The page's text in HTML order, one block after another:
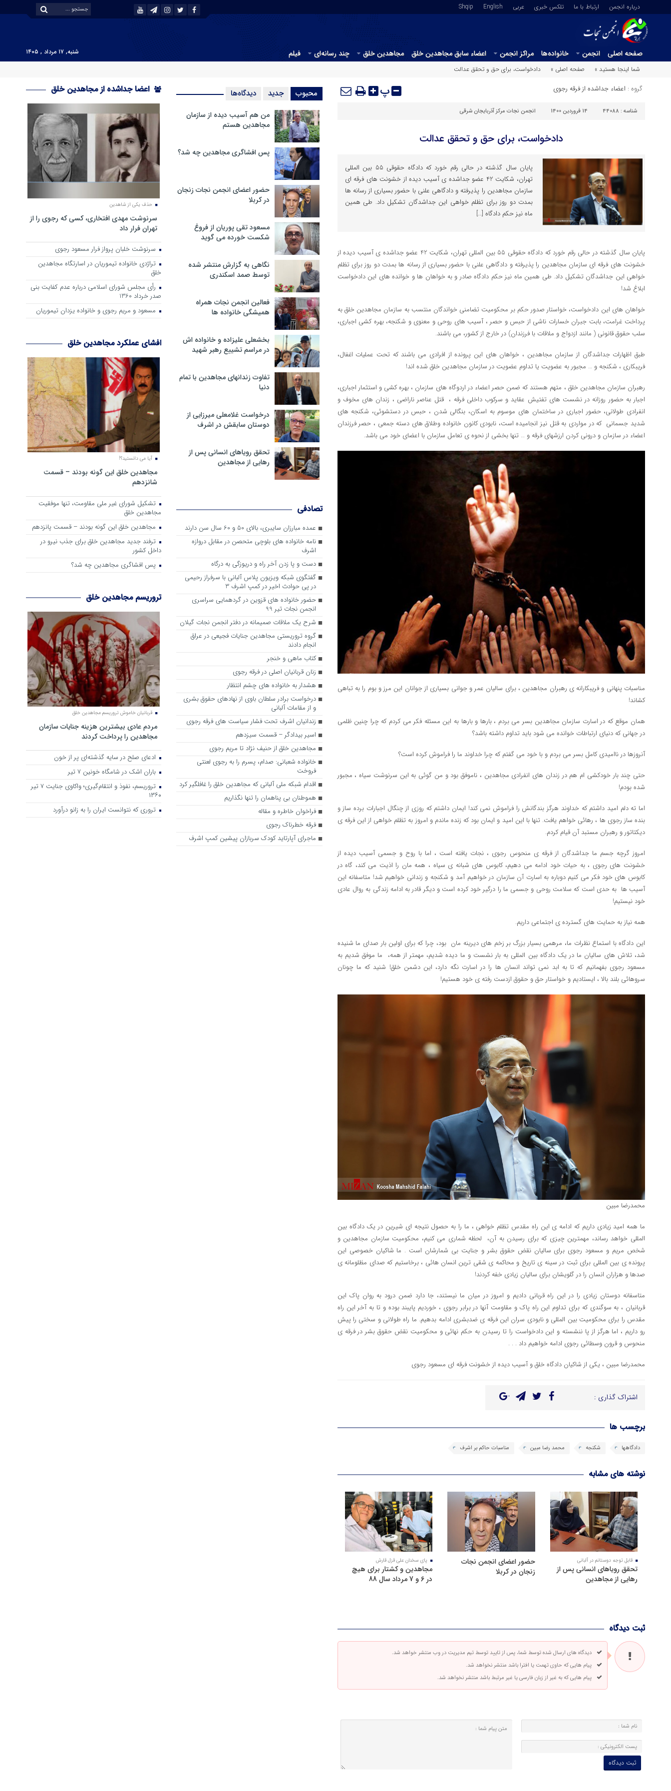
درباره انجمن ارتباط با ما تلکس خبری عربي English
Shqip
صفحه اصلی انجمن خانواده‌ها مراکز انجمن اعضاء سابق مجاهدین خلق مجاهدین خلق چند رسانه‌ای فیلم
شنبه, ۱۷ مرداد , ۱۴۰۵
شما اینجا هستید »
صفحه اصلی » دادخواست، برای حق و تحقق عدالت
گروه : اعضاء جداشده از فرقه رجوی پ
شناسه : 44088 14 فروردین 1400 انجمن نجات مرکز آذربایجان شرقی
دادخواست، برای حق و تحقق عدالت
پایان سال گذشته در حالی رقم خورد که دادگاه حقوقی 55 بین المللی
تهران، شکایت 42 عضو جداشده ی آسیب دیده از خشونت های فرقه ای
سازمان مجاهدین را پذیرفته و دادگاهی علنی با حضور بسیاری از رسانه ها
بمدت دو روز برای تظلم خواهی این جداشدگان تشکیل داد. طی همین
ماه نیز حکم دادگاه […]
پایان سال گذشته در حالی رقم خورد که دادگاه حقوقی 55 بین المللی تهران، شکایت 42 عضو جداشده ی آسیب دیده از
خشونت های فرقه ای سازمان مجاهدین را پذیرفته و دادگاهی علنی با حضور بسیاری از رسانه ها بمدت دو روز برای تظلم
خواهی این جداشدگان تشکیل داد. طی همین ماه نیز حکم دادگاه صادر و به خواهان ها و خوانده های این دادخواست
ابلاغ شد!
خواهان های این دادخواست، خواستار صدور حکم بر محکومیت تضامنی خواندگان منتسب به سازمان مجاهدین خلق به
پرداخت غرامت، بابت جبران خسارات ناشی از حبس و حصر ، آسیب های روحی و معنوی و شکنجه، بهره کشی اجباری،
سلب حقوق قانونی ( مانند ازدواج و ملاقات با فرزندان) در خارج از کشور، می باشند.
طبق اظهارات جداشدگان از سازمان مجاهدین ، خواهان های این پرونده از افرادی می باشند که تحت عملیات اغفال،
فریبکاری ، شکنجه و … مجبور به عضویت یا تداوم عضویت در سازمان مجاهدین خلق شده اند!
رهبران سازمان مجاهدین خلق ، متهم هستند که ضمن حصر اعضاء در اردوگاه های سازمان ، بهره کشی و استثمار اجباری،
اجبار به حضور روزانه در نشست های تفتیش عقاید و سرکوب داخلی فرقه ، قتل عناصر ناراضی ، زندان های مخوف و
انفرادی طولانی، حضور اجباری در ساختمان های موسوم به اسکان، بنگالی شدن ، حبس در دستشوئی، شکنجه های
شدید جسمانی که در مواردی به قتل نیز انجامیده است، نابودی کانون خانواده وطلاق های دسته جمعی ، حصر فرزندان
اعضاء در سازمان و درونی کردن ارزشهای فرقه و … تنها بخشی از نحوه ی تعامل سازمان با اعضای خود می باشد.
مناسبات پنهانی و فریبکارانه ی رهبران مجاهدین ، برای سالیان عمر و جوانی بسیاری از جوانان این مرز و بوم را به تباهی
کشاند!
همان موقع که در اسارت سازمان مجاهدین بسر می بردم ، بارها و بارها به این مسئله فکر می کردم که چرا چنین ظلمی
در جهانی که دنیای ارتباطات خوانده می شود باید تداوم داشته باشد؟
آنروزها در ناامیدی کامل بسر می بردم و با خود می گفتم که چرا خداوند ما را فراموش کرده است؟
حتی چند بار خودکشی ام هم در زندان های انفرادی مجاهدین ، ناموفق بود و من گوئی به این سرنوشت سیاه ، مجبور
شده بودم!
اما ته دلم امید داشتم که خداوند هرگز بندگانش را فراموش نمی کند! ایمان داشتم که روزی از چنگال اجبارات برده ساز و
بنده ساز رجوی ها ، رهائی خواهم یافت. تنها با این امید و ایمان بود که زنده ماندم و امروز به تظلم خواهی از این فرقه ی
دیکتاتور و رهبران مستبد آن قیام کردم.
امروز گرچه جسم ما جداشدگان از فرقه ی منحوس رجوی ، نجات یافته است ، اما با روح و جسمی آسیب دیده از
خشونت های رجوی ، به حیات خود ادامه می دهیم، کابوس های شبانه ی سیاه ، همه مان را اذیت می کند، گاه در
کابوس های خود فکر می کنیم دوباره به اسارت آن سازمان در خواهیم آمد و شکنجه و زندانی خواهیم شد! متاسفانه این
آسیب ها به حدی است که سلامت روحی و جسمی ما را درگیر خود کرده است و دیگر قادر به ادامه زندگی به روال عادی
خود نیستیم!
همه نیاز به حمایت های گسترده ی اجتماعی داریم.
این دادگاه با استماع نظرات ما، مرهمی بسیار بزرگ بر زخم های دیرینه مان بود، چرا که برای اولین بار صدای ما شنیده
شد، تلاش های سالیان ما در یک دادگاه بین المللی به بار نشست و ما دیده شدیم، مهمتر از همه، ما موفق شدیم به
مسعود رجوی بفهمانیم که تا به ابد نمی تواند انسان ها را در اسارت نگه دارد، این دشمن خلق! شنید که ما چونان
سروهائی بلند بالا ، ایستادیم و خواستار حق و حقوق ازدست رفته ی خود هستیم!
محمدرضا مبین
ما همه امید زیادی داریم که ادامه ی این راه مقدس تظلم خواهی ، ما را به حصول نتیجه ای شیرین در یک دادگاه بین
المللی خواهد رساند، مهمترین چیزی که برای رسیدن به آن، لحظه شماری می کنیم، محکومیت سازمان مجاهدین و
شخص مریم و مسعود رجوی برای سالیان نقض حقوق بشر و جنایت بی شمارشان است . ما شاکیان خصوصی این
پرونده ی بین المللی برای ثبت در سینه ی تاریخ و محاکمه ی شقی ترین انسان هائی ، برخاستیم که صدای مظلومانه ی
صدها و هزاران انسان را در گلویشان برای سالیان زیادی خفه کردند!
متاسفانه دوستان زیادی را در این راه قربانی دادیم و امروز در میان ما نیستند، جا دارد ضمن درود به روان پاک این
قربانیان ، به سوگندی که برای تداوم این راه پاک و مقاومت آنها در برابر رجوی ، خوردیم پایبند بوده و تا به آخر این راه
مقدس را برای محکومیت بین المللی و نابودی سران این فرقه ی ضدبشری ادامه بدهیم. ما راه طولانی و سختی را پیش
رو داریم ، اما هرگز از پا ننشسته و این دادخواست را تا رسیدن به حکم نهائی و محکومیت نقض حقوق بشر در فرقه ی
منحوس و قرون وسطائی رجوی ادامه خواهیم داد . . .
محمدرضا مبین ، یکی از شاکیان دادگاه خلق و آسیب دیده از خشونت فرقه ای مسعود رجوی
اشتراک گذاری :
برچسب ها
دادگاهها شکنجه محمد رضا مبین مناسبات حاکم بر اشرف
نوشته های مشابه
قابل توجه دوستانم در آلبانی
تحقق رویاهای انسانی پس از
رهایی از مجاهدین
حضور اعضای انجمن نجات
زنجان در کربلا
پای سخنان علی قزل قارش
مجاهدین و کشتار برای هیچ
در 6 و 7 مرداد سال 88
ثبت دیدگاه
دیدگاه های ارسال شده توسط شما، پس از تایید توسط تیم مدیریت در وب منتشر خواهد شد.
پیام هایی که حاوی تهمت یا افترا باشد منتشر نخواهد شد.
پیام هایی که به غیر از زبان فارسی یا غیر مرتبط باشد منتشر نخواهد شد.
محبوب جدید دیدگاه‌ها
من هم آسیب دیده از سازمان
مجاهدین هستم
پس افشاگری مجاهدین چه شد؟
حضور اعضای انجمن نجات زنجان
در کربلا
مسعود تقی پوریان از فروغ
شکست خورده می گوید
نگاهی به گزارش منتشر شده
توسط صمد اسکندری
فعالین انجمن نجات همراه
همیشگی خانواده ها
بخشعلی علیزاده و خانواده اش
در مراسم تشییع رهبر شهید
تفاوت زندانهای مجاهدین با تمام
دنیا
درخواست غلامعلی میرزایی از
دوستان سابقش در اشرف
تحقق رویاهای انسانی پس از
رهایی از مجاهدین
تصادفی
عمده مبارزان سایبری، بالای 50 و 60 سال سن دارند
نامه خانواده های بلوچی متحصن در مقابل دروازه
اشرف
دست و پا زدن آخر راه و دریوزگی به درگاه
گفتگوی شبکه ویزیون پلاس آلبانی با سرفراز رحیمی
در پی حوادث اخیر در کمپ اشرف 3
حضور خانواده های قزوین در گردهمایی سراسری
انجمن نجات تیر 99
شرح یک ملاقات صمیمانه در دفتر انجمن نجات گیلان
گروه تروریستی مجاهدین جنایات فجیعی در عراق
انجام دادند
کتاب ماهی و خنجر
زنان قربانیان اصلی در فرقه رجوی
هشدار به خانواده های چشم انتظار
درخواست برادر سلطان باوی از نهادهای حقوق بشری
و از مقامات آلبانی
زندانیان اشرف تحت فشار سیاست های فرقه رجوی
اسیر بیدادگر – قسمت سیزدهم
مجاهدین خلق از حنیف نژاد تا مریم رجوی
خانواده شعبانی: صدام، پسرم را به رجوی لعنتی
فروخت
اقدام شبکه ملی آلبانی که مجاهدین خلق را غافلگیر کرد
هموطنان بی پناهمان را تنها نگذاریم
فراخوان خاطره و مقاله
فرقه خطرناک رجوی
ماجرای آپارتاید کودک سربازان پیشین کمپ اشرف
اعضا جداشده از مجاهدین خلق
حذف یکی از شاهدین
سرنوشت مهدی افتخاری، کسی که رجوی را از
تهران فرار داد
سرنوشت خلبان پرواز فرار مسعود رجوی
تراژدی خانواده تیموریان در اسارتگاه مجاهدین
خلق
رأی مجلس شورای اسلامی درباره عدم كفایت بنی
صدر خرداد 1360
مسعود و مریم رجوی و خانواده یزدان تیموریان
افشای عملکرد مجاهدین خلق
آیا می دانستید؟!
مجاهدین خلق این گونه بودند – قسمت
شانزدهم
تشکیل شورای غیر ملی مقاومت، تنها موفقیت
مجاهدین خلق
مجاهدین خلق این گونه بودند – قسمت پانزدهم
ترفند جدید مجاهدین خلق برای جذب نیرو در
داخل کشور
پس افشاگری مجاهدین چه شد؟
تروریسم مجاهدین خلق
قربانیان خاموش تروریسم مجاهدین خلق
مردم عادی بیشترین هزینه جنایات سازمان
مجاهدین را پرداخت کردند
ادعای صلح در سایه گذشته‌ای پر از خون
باران اشک در شامگاه خونین 7 تیر
تروریسم، نفوذ و انتقام‌گیری؛ واکاوی جنایت ۷ تیر
۱۳۶۰
تروری که نتوانست ایران را به زانو درآورد